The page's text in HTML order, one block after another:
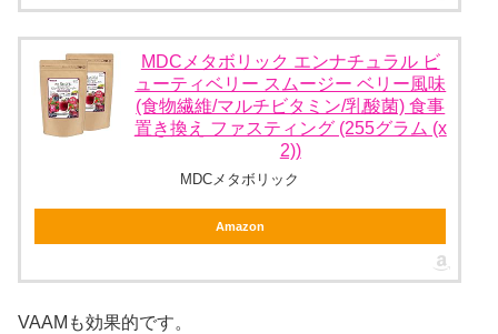
MDCメタボリック エンナチュラル ビ
ューティベリー スムージー ベリー風味
(食物繊維/マルチビタミン/乳酸菌) 食事
置き換え ファスティング (255グラム (x
2))
MDCメタボリック
Amazon
VAAMも効果的です。